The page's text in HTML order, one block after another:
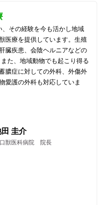
その経験を今も活かし地域
医療を提供しています。生殖
臓疾患、会陰ヘルニアなどの
た、地域動物でも起こり得る
膿症に対しての外科、外傷外
愛護の外科も対応していま
田 圭介
獣医科病院 院長